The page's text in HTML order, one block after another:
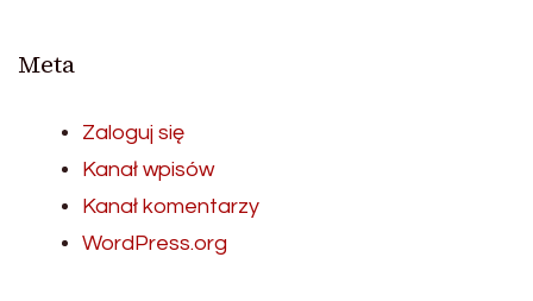
Meta
Zaloguj się
Kanał wpisów
Kanał komentarzy
WordPress.org